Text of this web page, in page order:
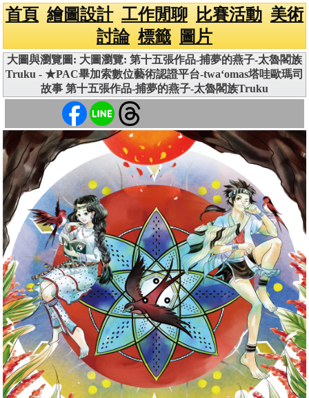
首頁 繪圖設計 工作閒聊 比賽活動 美術
討論 標籤 圖片
大圖與瀏覽圖: 大圖瀏覽: 第十五張作品-捕夢的燕子-太魯閣族
Truku - ★PAC畢加索數位藝術認證平台-twa‘omas塔哇歐瑪司
故事 第十五張作品-捕夢的燕子-太魯閣族Truku